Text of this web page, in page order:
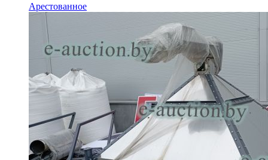
Арестованное